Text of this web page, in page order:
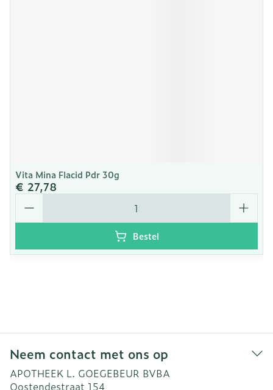
Vita Mina Flacid Pdr 30g
€ 27,78
Aantal
Bestel
Neem contact met ons op
APOTHEEK L. GOEGEBEUR BVBA
Oostendestraat 154